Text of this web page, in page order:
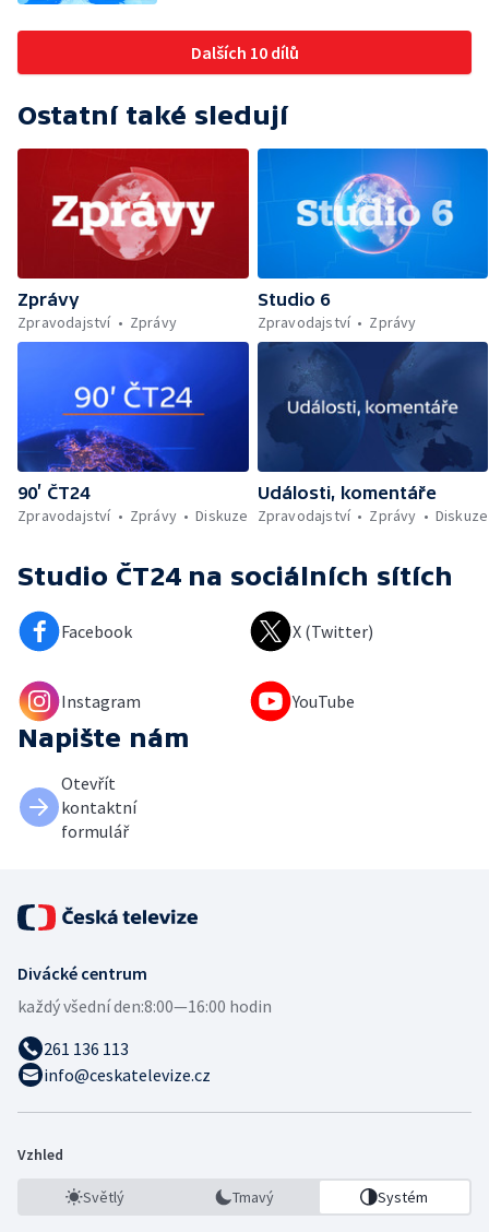
Dalších 10 dílů
Ostatní také sledují
Zprávy
Zpravodajství
Zprávy
Studio 6
Zpravodajství
Zprávy
90’ ČT24
Zpravodajství
Zprávy Diskuze
Události, komentáře
Zpravodajství
Zprávy Diskuze
Studio ČT24 na sociálních sítích
Facebook X (Twitter)
Instagram YouTube
Napište nám
Otevřít
kontaktní
formulář
Divácké centrum
každý všední den:8:00—16:00 hodin
261 136 113
info@ceskatelevize.cz
Vzhled
Světlý Tmavý Systém